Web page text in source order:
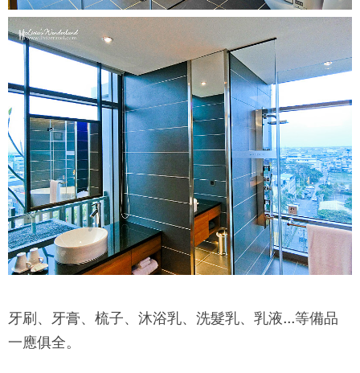
牙刷、牙膏、梳子、沐浴乳、洗髮乳、乳液...等備品
一應俱全。